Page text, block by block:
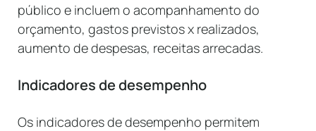
público e incluem o acompanhamento do
orçamento, gastos previstos x realizados,
aumento de despesas, receitas arrecadas.
Indicadores de desempenho
Os indicadores de desempenho permitem